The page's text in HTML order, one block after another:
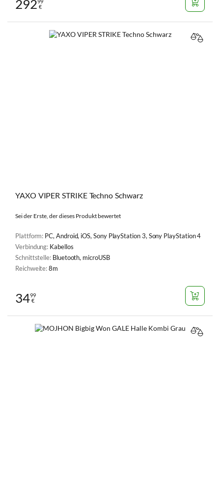
29299
€
YAXO VIPER STRIKE Techno Schwarz
Sei der Erste, der dieses Produkt bewertet
Plattform: PC, Android, iOS, Sony PlayStation 3, Sony PlayStation 4
Verbindung: Kabellos
Schnittstelle: Bluetooth, microUSB
Reichweite:8m
3499
€